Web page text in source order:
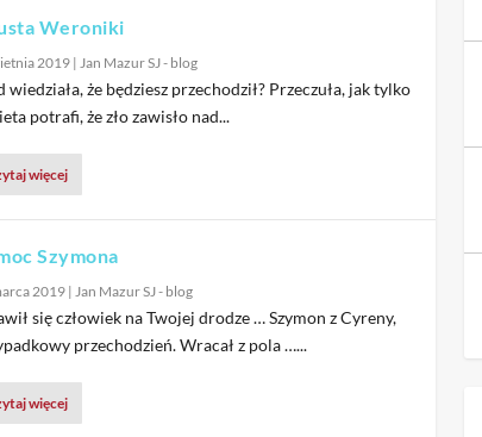
Weroniki
2019 | Jan Mazur SJ - blog
wiedziała, że będziesz przechodził? Przeczuła, jak tylko
potrafi, że zło zawisło nad...
więcej
Szymona
2019| Jan Mazur SJ - blog
się człowiek na Twojej drodze … Szymon z Cyreny,
przechodzień. Wracał z pola …...
więcej